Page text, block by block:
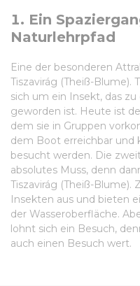
1. Ein
Naturlehrpfad
Eine der besonderen
Tiszavirág (Theiß-Blume).
sich um ein Insekt, das
geworden ist. Heute ist
dem sie in Gruppen
dem Boot erreichbar
besucht werden. Die
absolutes Muss, denn
Tiszavirág (Theiß-Blume).
Insekten aus und bieten
der Wasseroberfläche.
lohnt sich ein Besuch,
auch einen Besuch wert.